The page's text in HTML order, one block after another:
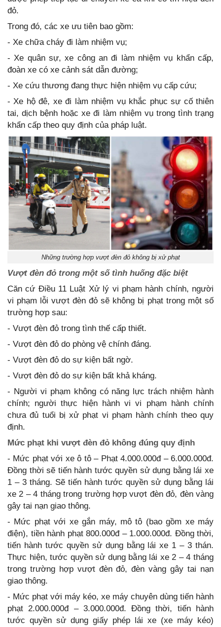
đỏ.
Trong đó, các xe ưu tiên bao gồm:
- Xe chữa cháy đi làm nhiệm vụ;
- Xe quân sự, xe công an đi làm nhiệm vụ khẩn cấp,
đoàn xe có xe cảnh sát dẫn đường;
- Xe cứu thương đang thực hiện nhiệm vụ cấp cứu;
- Xe hộ đê, xe đi làm nhiệm vụ khắc phục sự cố thiên
tai, dịch bệnh hoặc xe đi làm nhiệm vụ trong tình trạng
khẩn cấp theo quy định của pháp luật.
Những trường hợp vượt đèn đỏ không bị xử phạt
Vượt đèn đỏ trong một số tình huống đặc biệt
Căn cứ Điều 11 Luật Xử lý vi phạm hành chính, người
vi phạm lỗi vượt đèn đỏ sẽ không bị phạt trong một số
trường hợp sau:
- Vượt đèn đỏ trong tình thế cấp thiết.
- Vượt đèn đỏ do phòng vệ chính đáng.
- Vượt đèn đỏ do sự kiện bất ngờ.
- Vượt đèn đỏ do sự kiện bất khả kháng.
- Người vi phạm không có năng lực trách nhiệm hành
chính; người thực hiện hành vi vi phạm hành chính
chưa đủ tuổi bị xử phạt vi phạm hành chính theo quy
định.
Mức phạt khi vượt đèn đỏ không đúng quy định
- Mức phạt với xe ô tô – Phạt 4.000.000đ – 6.000.000đ.
Đồng thời sẽ tiến hành tước quyền sử dụng bằng lái xe
1 – 3 tháng. Sẽ tiến hành tước quyền sử dụng bằng lái
xe 2 – 4 tháng trong trường hợp vượt đèn đỏ, đèn vàng
gây tai nạn giao thông.
- Mức phạt với xe gắn máy, mô tô (bao gồm xe máy
điện), tiền hành phạt 800.000đ – 1.000.000đ. Đồng thời,
tiến hành tước quyền sử dụng bằng lái xe 1 – 3 thán.
Thực hiện, tước quyền sử dụng bằng lái xe 2 – 4 tháng
trong trường hợp vượt đèn đỏ, đèn vàng gây tai nạn
giao thông.
- Mức phạt với máy kéo, xe máy chuyên dùng tiến hành
phạt 2.000.000đ – 3.000.000đ. Đồng thời, tiến hành
tước quyền sử dụng giấy phép lái xe (xe máy kéo)